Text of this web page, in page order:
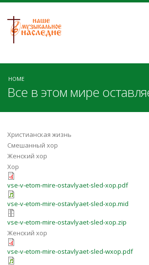
HOME
Все в этом мире
Христианская жизнь
Смешанный хор
Женский хор
Хор
vse-v-etom-mire-ostavlyaet-sled-xop.pdf
vse-v-etom-mire-ostavlyaet-sled-xop.mid
vse-v-etom-mire-ostavlyaet-sled-xop.zip
Женский хор
vse-v-etom-mire-ostavlyaet-sled-wxop.pdf